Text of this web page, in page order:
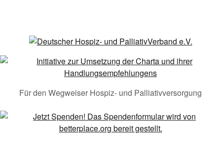
Für den Wegweiser Hospiz- und Palliativversorgung